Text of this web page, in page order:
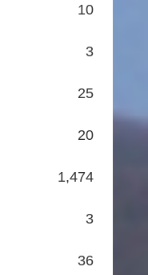
10
3
25
20
1,474
3
36